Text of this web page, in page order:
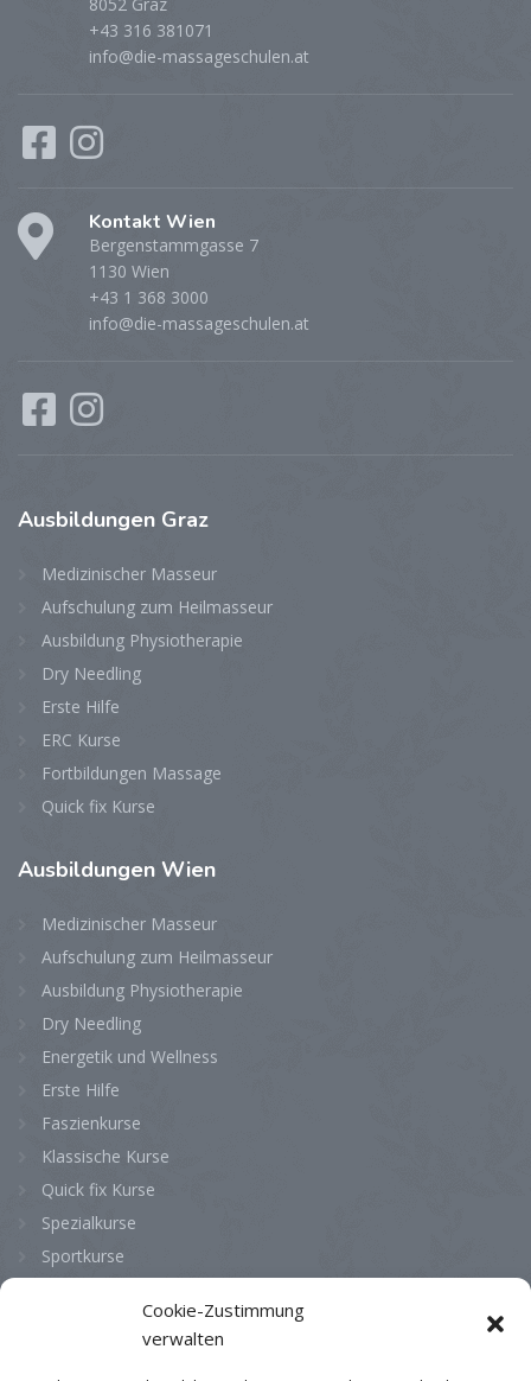
Cookie-Zustimmung
verwalten
8052 Graz
+43 316 381071
info@die-massageschulen.at
Kontakt Wien
Bergenstammgasse 7
1130 Wien
+43 1 368 3000
info@die-massageschulen.at
Ausbildungen Graz
Medizinischer Masseur
Aufschulung zum Heilmasseur
Ausbildung Physiotherapie
Dry Needling
Erste Hilfe
ERC Kurse
Fortbildungen Massage
Quick fix Kurse
Ausbildungen Wien
Medizinischer Masseur
Aufschulung zum Heilmasseur
Ausbildung Physiotherapie
Dry Needling
Energetik und Wellness
Erste Hilfe
Faszienkurse
Klassische Kurse
Quick fix Kurse
Spezialkurse
Sportkurse